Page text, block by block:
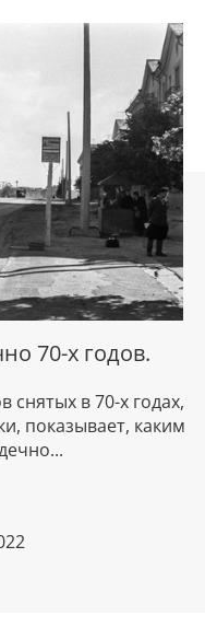
70-х годов.
в 70-х годах,
показывает, каким